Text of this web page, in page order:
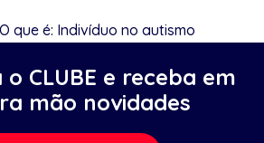
O que é: Indivíduo no autismo
CLUBE e receba em
mão novidades